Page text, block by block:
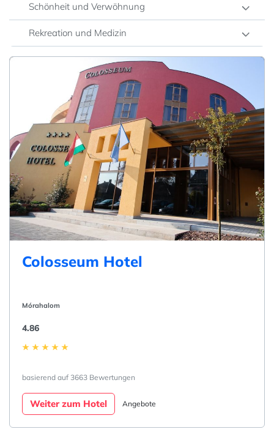
Schönheit und Verwöhnung
Rekreation und Medizin
Colosseum Hotel
Mórahalom
4.86
basierend auf 3663 Bewertungen
Weiter zum Hotel Angebote